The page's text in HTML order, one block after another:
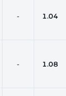
- 1.04
- 1.08